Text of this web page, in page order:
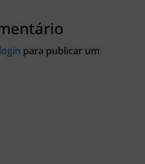
login para publicar um